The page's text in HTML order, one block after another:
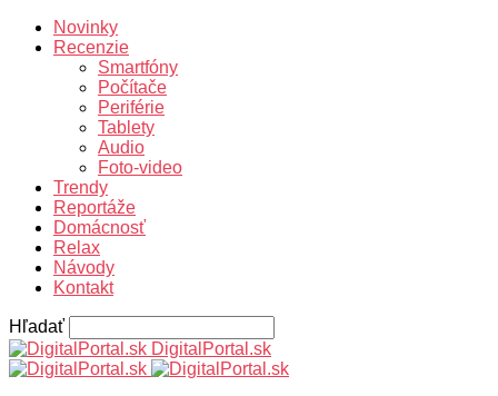
Novinky
Recenzie
Smartfóny
Počítače
Periférie
Tablety
Audio
Foto-video
Trendy
Reportáže
Domácnosť
Relax
Návody
Kontakt
Hľadať
DigitalPortal.sk